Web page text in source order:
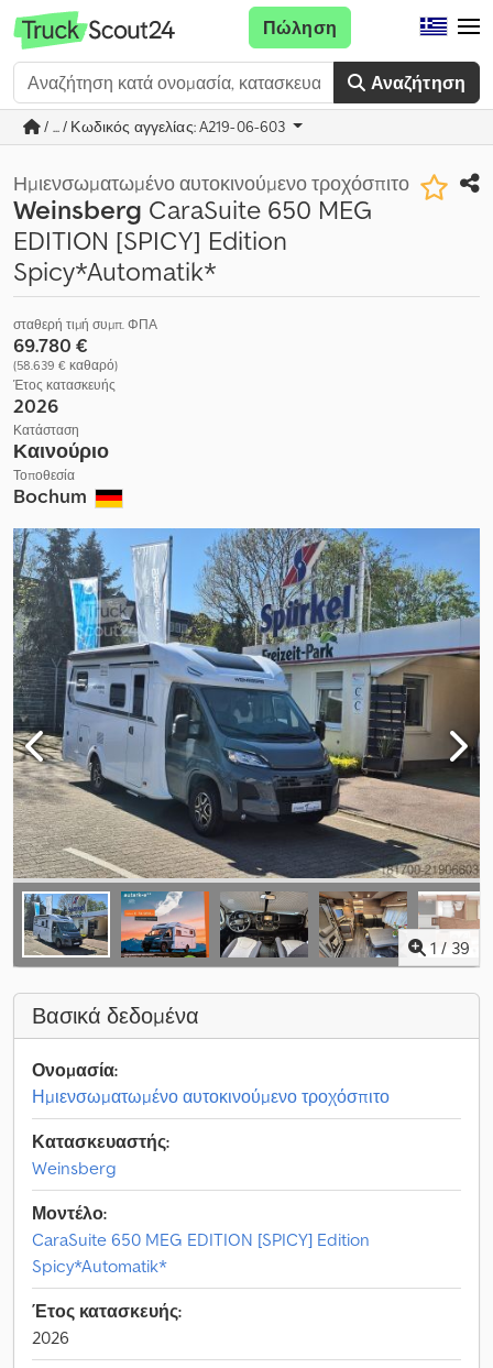
Αναζήτηση
Πώληση
/ ... / Κωδικός αγγελίας: A219-06-603
Ημιενσωματωμένο αυτοκινούμενο τροχόσπιτο
Weinsberg CaraSuite 650 MEG
EDITION [SPICY] Edition
Spicy*Automatik*
σταθερή τιμή συμπ. ΦΠΑ
69.780 €
(58.639 € καθαρό)
Έτος κατασκευής
2026
Κατάσταση
Καινούριο
Τοποθεσία
Bochum
1 / 39
Βασικά δεδομένα
Ονομασία:
Ημιενσωματωμένο αυτοκινούμενο τροχόσπιτο
Κατασκευαστής:
Weinsberg
Μοντέλο:
CaraSuite 650 MEG EDITION [SPICY] Edition
Spicy*Automatik*
Έτος κατασκευής:
2026